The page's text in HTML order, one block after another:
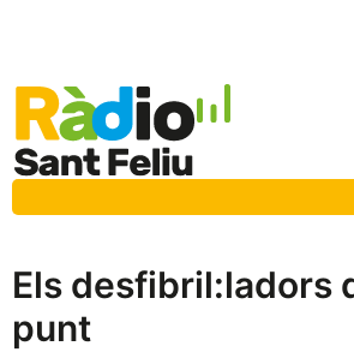
Els desfibril:ladors
punt